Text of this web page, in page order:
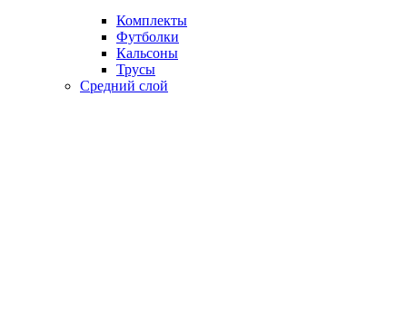
Комплекты
Футболки
Кальсоны
Трусы
Средний слой